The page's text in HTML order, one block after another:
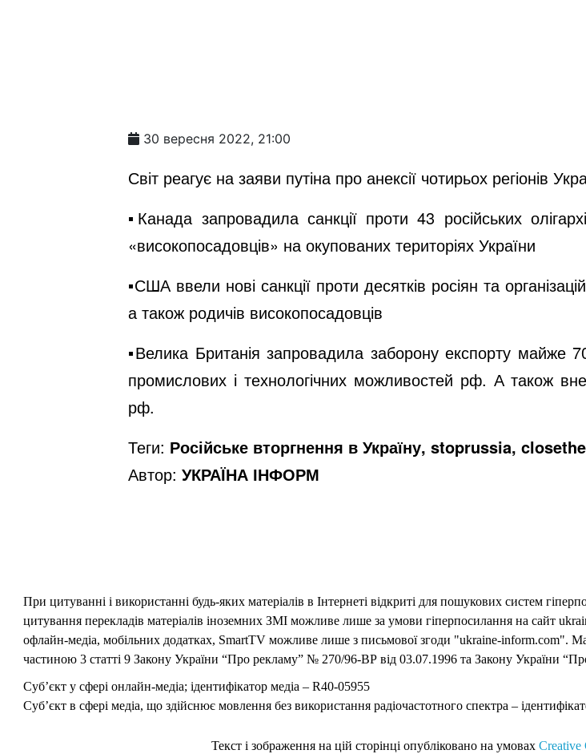
30 вересня 2022, 21:00
Світ реагує на заяви путіна про анексії чотирьох регіонів
▪️Канада запровадила санкції проти 43 російських
«високопосадовців» на окупованих територіях України
▪️США ввели нові санкції проти десятків росіян та
а також родичів високопосадовців
▪️Велика Британія запровадила заборону експорту майже
промислових і технологічних можливостей рф. А також
рф.
Теги: Російське вторгнення в Україну, stoprussia,
Автор: УКРАЇНА ІНФОРМ
При цитуванні і використанні будь-яких матеріалів в Інтернеті відкриті для пошукових систем
цитування перекладів матеріалів іноземних ЗМІ можливе лише за умови гіперпосилання на сайт
офлайн-медіа, мобільних додатках, SmartTV можливе лише з письмової згоди "ukraine-inform.com".
частиною 3 статті 9 Закону України “Про рекламу” № 270/96-ВР від 03.07.1996 та Закону України
Суб’єкт у сфері онлайн-медіа; ідентифікатор медіа – R40-05955
Суб’єкт в сфері медіа, що здійснює мовлення без використання радіочастотного спектра –
Текст і зображення на цій сторінці опубліковано на умовах Creative